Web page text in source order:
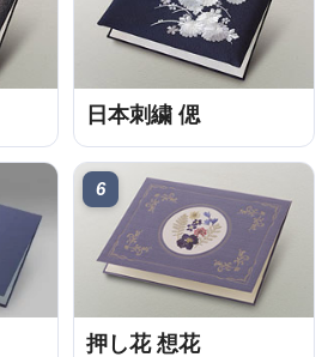
日本刺繍 偲
6
押し花 想花